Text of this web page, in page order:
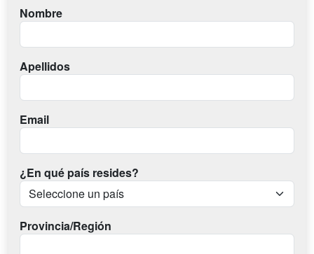
Nombre
Apellidos
Email
¿En qué país resides?
Provincia/Región